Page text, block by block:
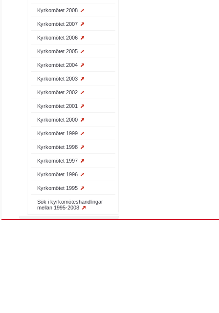
Kyrkomötet 2008
Kyrkomötet 2007
Kyrkomötet 2006
Kyrkomötet 2005
Kyrkomötet 2004
Kyrkomötet 2003
Kyrkomötet 2002
Kyrkomötet 2001
Kyrkomötet 2000
Kyrkomötet 1999
Kyrkomötet 1998
Kyrkomötet 1997
Kyrkomötet 1996
Kyrkomötet 1995
Sök i kyrkomöteshandlingar
mellan 1995-2008